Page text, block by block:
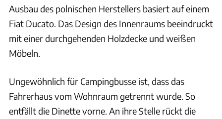
Ausbau des polnischen Herstellers basiert auf einem
Fiat Ducato. Das Design des Innenraums beeindruckt
mit einer durchgehenden Holzdecke und weißen
Möbeln.
Ungewöhnlich für Campingbusse ist, dass das
Fahrerhaus vom Wohnraum getrennt wurde. So
entfällt die Dinette vorne. An ihre Stelle rückt die